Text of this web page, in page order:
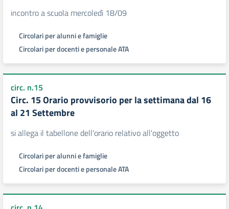
incontro a scuola mercoledì 18/09
Circolari per alunni e famiglie
Circolari per docenti e personale ATA
circ. n.15
Circ. 15 Orario provvisorio per la settimana dal 16
al 21 Settembre
si allega il tabellone dell'orario relativo all'oggetto
Circolari per alunni e famiglie
Circolari per docenti e personale ATA